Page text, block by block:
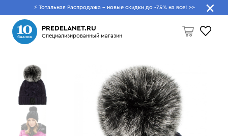
⚡ Тотальная Распродажа - новые скидки до -75% на все! >>
PREDELANET.RU
Специализированный магазин
Пусто
Что будем искать?